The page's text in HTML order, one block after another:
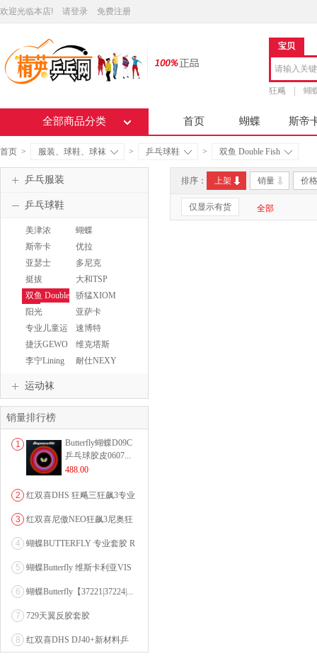
欢迎光临本店! 请登录 免费注册
宝贝
狂飚 蝴
全部商品分类 首页 蝴蝶 斯帝
首页 > 服装、球鞋、球袜 > 乒乓球鞋 > 双鱼 Double Fish
排序： 上架 销量 价格
仅显示有货 全部
乒乓服装
乒乓球鞋
美津浓
MIZUNO
蝴蝶
BUTTERFLY
斯帝卡
STIGA
优拉
JOOLA
亚瑟士
ASICS
多尼克
DONIC
挺拔
TIBHAR
大和TSP
双鱼 Double
Fish
骄猛XIOM
阳光
SUNFLEX
亚萨卡
YASAKA
专业儿童运
动鞋
速博特
捷沃GEWO
维克塔斯
VICTAS
李宁Lining 耐仕NEXY
运动袜
销量排行榜
1
Butterfly蝴蝶D09C
乒乓球胶皮0607...
488.00
2
红双喜DHS 狂飚三狂飙3专业
3
红双喜尼傲NEO狂飙3尼奥狂
4
蝴蝶BUTTERFLY 专业套胶 R
5
蝴蝶Butterfly 维斯卡利亚VIS
6
蝴蝶Butterfly【37221|37224|...
7 729天翼反胶套胶
8
红双喜DHS DJ40+新材料乒
乓球 WTT系列...